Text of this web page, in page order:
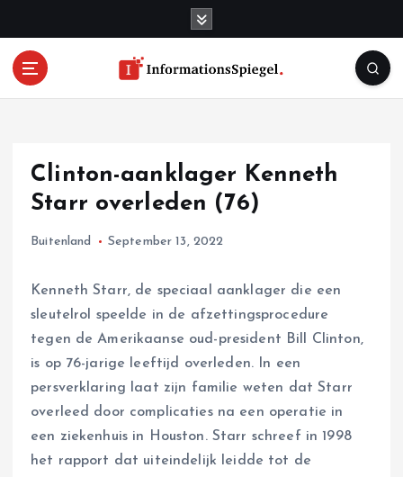
Clinton-aanklager Kenneth
Starr overleden (76)
Buitenland September 13, 2022
Kenneth Starr, de speciaal aanklager die een
sleutelrol speelde in de afzettingsprocedure
tegen de Amerikaanse oud-president Bill Clinton,
is op 76-jarige leeftijd overleden. In een
persverklaring laat zijn familie weten dat Starr
overleed door complicaties na een operatie in
een ziekenhuis in Houston. Starr schreef in 1998
het rapport dat uiteindelijk leidde tot de